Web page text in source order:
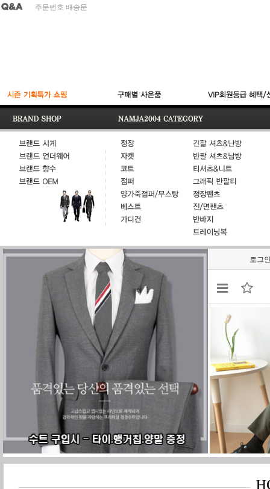
주문번호 배송문